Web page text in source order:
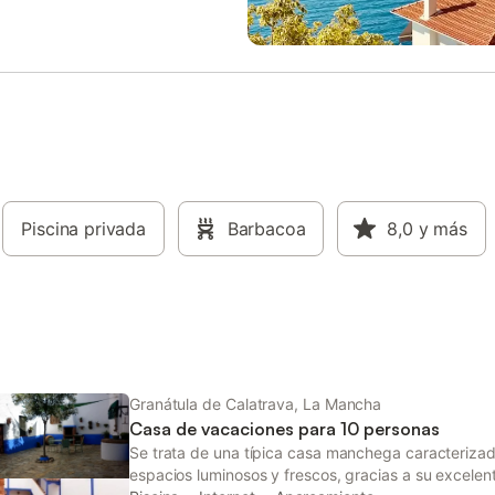
Aire LibrePiscina privada,
Experiencia rural auténtica,
recoger huevos frescos de
que viven en la casa. Vive una
Disfruta de la tranqu
hidromasaje, jacuzzi o cabina-
perfeccionados para
máximo bienestar. La planta
un espacioso salón de 80 m2,
televisión. Al exterior, el patio
desde distintos puntos de la
extiende por más de 300 m2 e
Piscina privada Barbacoa 8,0 y más
Granátula de Calatrava, La Mancha
Casa de vacaciones para 10 personas
Se trata de una típica casa manchega
espacios luminosos y frescos, gracias a su